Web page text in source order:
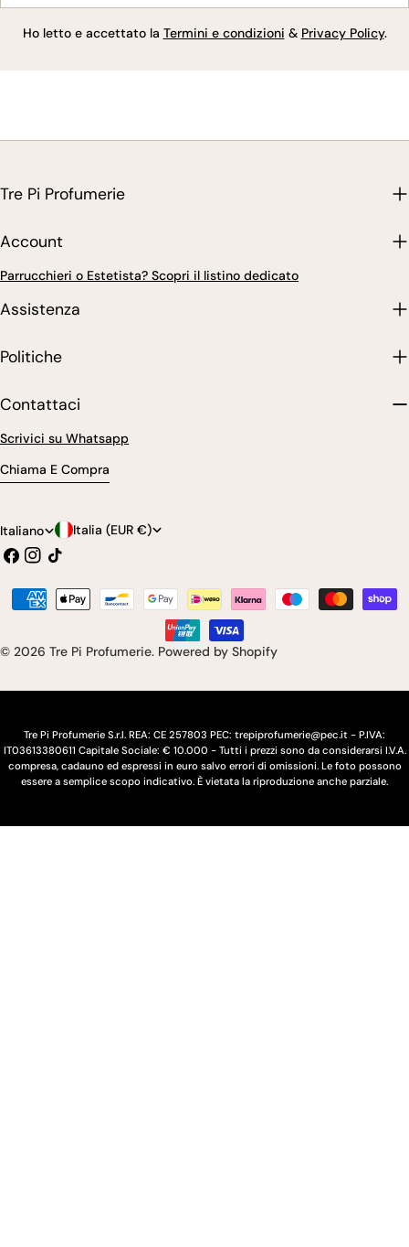
Ho letto e accettato la Termini e condizioni & Privacy Policy.
Tre Pi Profumerie
Account
Parrucchieri o Estetista? Scopri il listino dedicato
Assistenza
Politiche
Contattaci
Scrivici su Whatsapp
Chiama E Compra
L
i
n
u
Italiano
P
a
e
s
e
e
g
o
Italia (EUR €)
Facebook
Instagram
Tic
© 2026 Tre Pi Profumerie. Powered by Shopify
Modalità
Tre Pi Profumerie S.r.l. REA: CE 257803 PEC: trepiprofumerie@pec.it - P.IVA:
IT03613380611 Capitale Sociale: € 10.000 - Tutti i prezzi sono da considerarsi I.V.A.
compresa, cadauno ed espressi in euro salvo errori di omissioni. Le foto possono
essere a semplice scopo indicativo. È vietata la riproduzione anche parziale.